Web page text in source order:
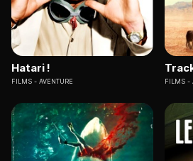
Hatari !
FILMS AVENTURE FILMS